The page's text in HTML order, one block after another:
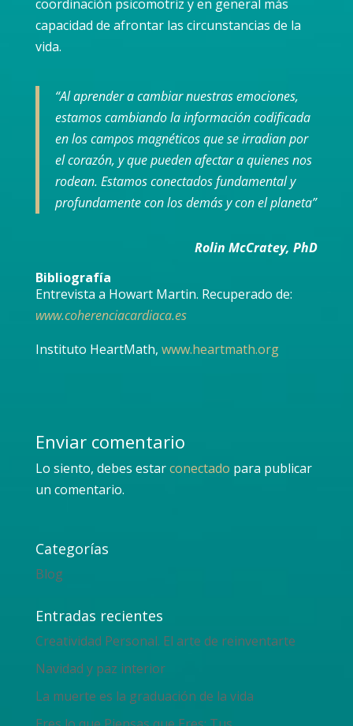
coordinación psicomotriz y en general más
capacidad de afrontar las circunstancias de la
vida.
“Al aprender a cambiar nuestras emociones,
estamos cambiando la información codificada
en los campos magnéticos que se irradian por
el corazón, y que pueden afectar a quienes nos
rodean. Estamos conectados fundamental y
profundamente con los demás y con el planeta”
Rolin McCratey, PhD
Bibliografía
Entrevista a Howart Martin. Recuperado de:
www.coherenciacardiaca.es
Instituto HeartMath, www.heartmath.org
Enviar comentario
Lo siento, debes estarconectado para publicar
un comentario.
Categorías
Blog
Entradas recientes
Creatividad Personal. El arte de reinventarte
Navidad y paz interior
La muerte es la graduación de la vida